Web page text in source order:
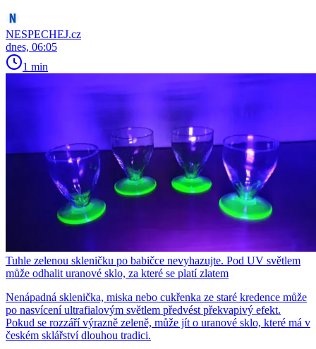
NESPECHEJ.cz
dnes, 06:05
1 min
Tuhle zelenou skleničku po babičce nevyhazujte. Pod UV světlem
může odhalit uranové sklo, za které se platí zlatem
Nenápadná sklenička, miska nebo cukřenka ze staré kredence může
po nasvícení ultrafialovým světlem předvést překvapivý efekt.
Pokud se rozzáří výrazně zeleně, může jít o uranové sklo, které má v
českém sklářství dlouhou tradici.